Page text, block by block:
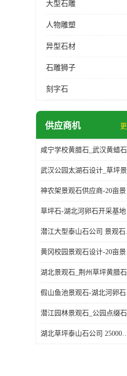
大型石雕
人物雕塑
异型石材
石雕狮子
刻字石
供应商机
神
草
潜江
黄
假山
潜江园林景观石_公园点缀石
湖北草坪泰山石公司